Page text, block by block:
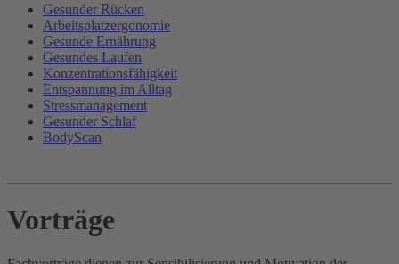
Gesunder Rücken
Arbeitsplatzergonomie
Gesunde Ernährung
Gesundes Laufen
Konzentrationsfähigkeit
Entspannung im Alltag
Stressmanagement
Gesunder Schlaf
BodyScan
Vorträge